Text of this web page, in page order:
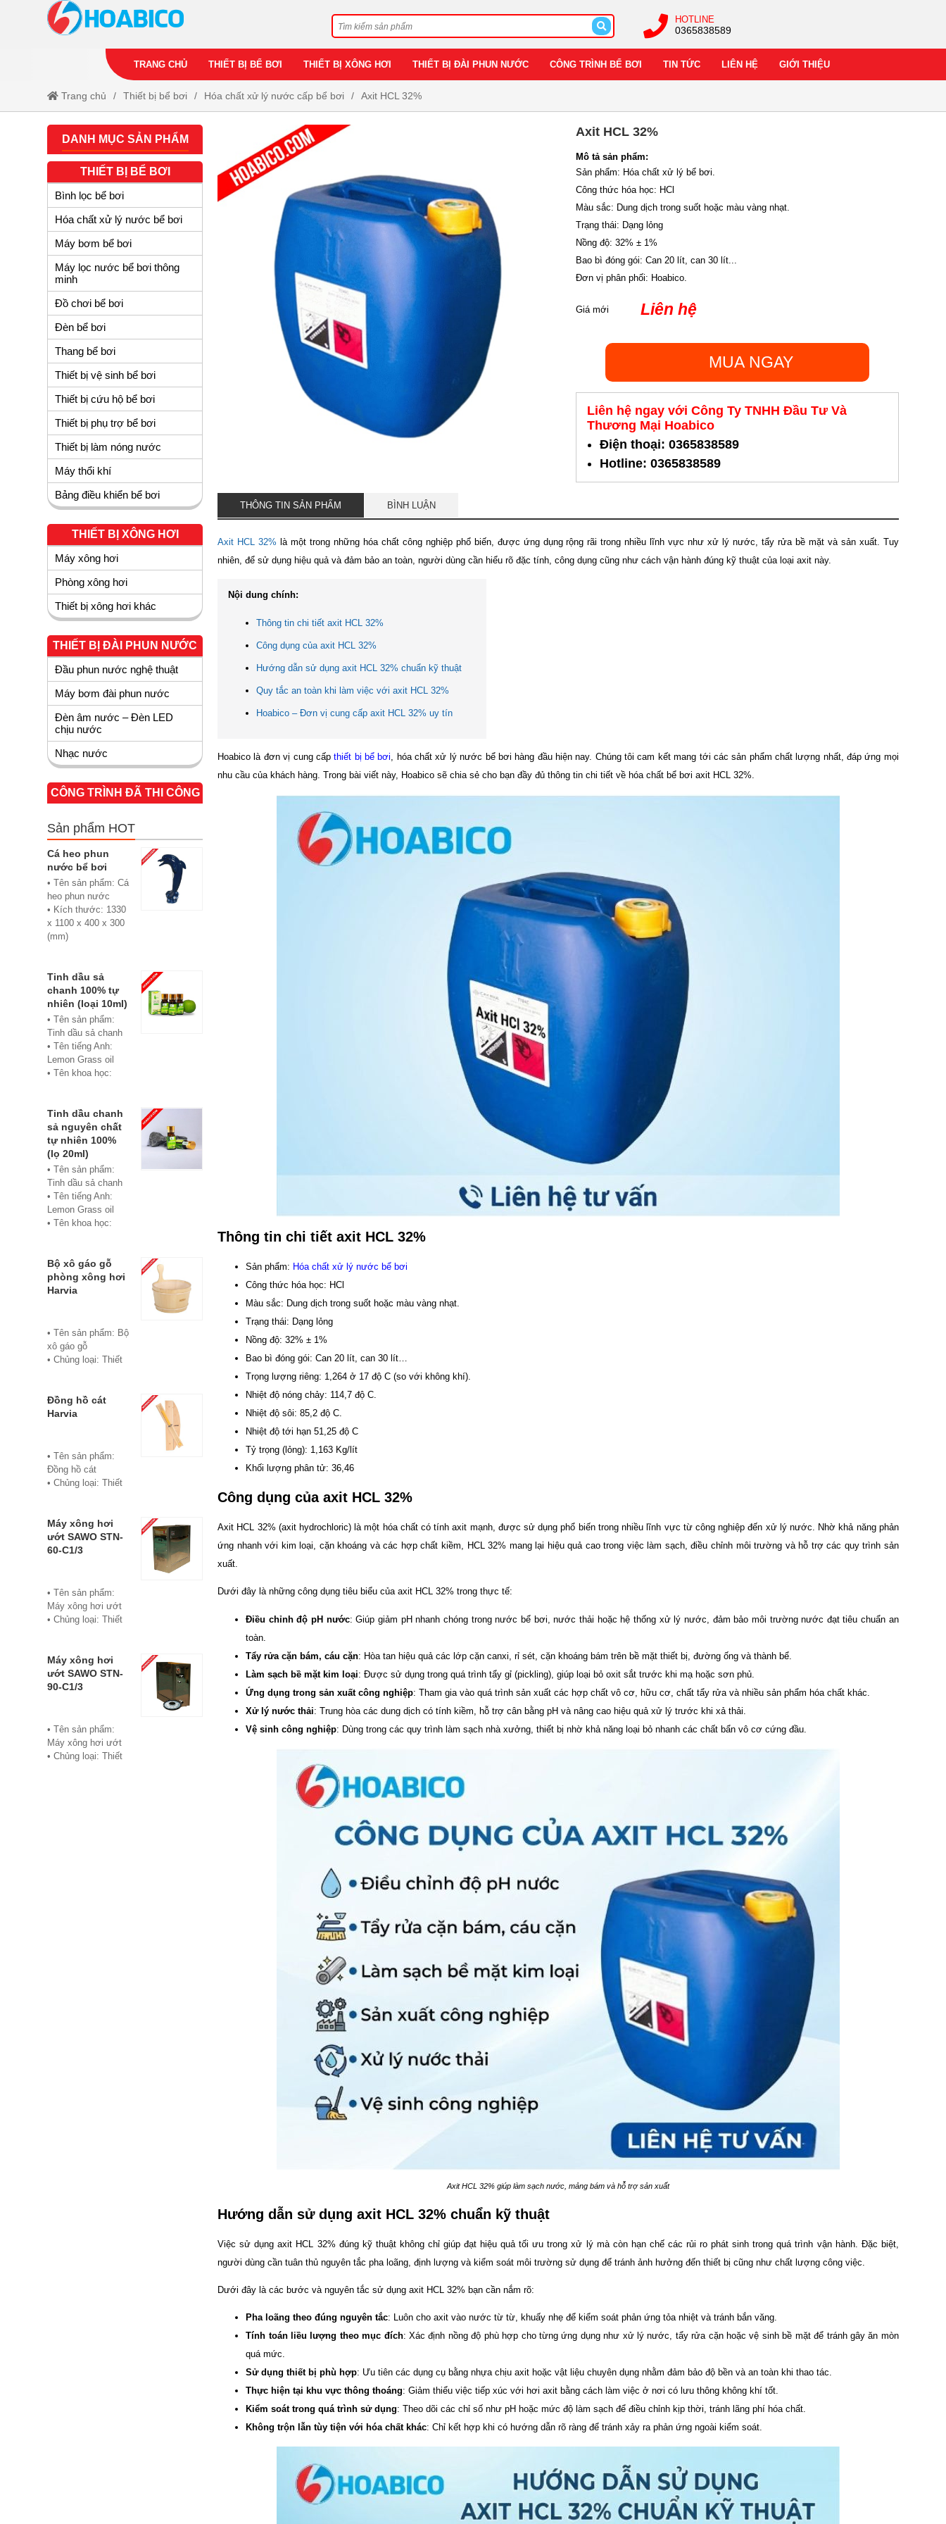
HOTLINE
0365838589
TRANG CHỦ THIẾT BỊ BỂ BƠI THIẾT BỊ XÔNG HƠI THIẾT BỊ ĐÀI PHUN NƯỚC CÔNG TRÌNH BỂ BƠI TIN TỨC LIÊN HỆ GIỚI THIỆU
Trang chủ Thiết bị bể bơi Hóa chất xử lý nước cấp bể bơi Axit HCL 32%
Axit HCL 32%
Mô tả sản phẩm:
Sản phẩm: Hóa chất xử lý bể bơi.
Công thức hóa học: HCl
Màu sắc: Dung dịch trong suốt hoặc màu vàng nhạt.
Trạng thái: Dạng lỏng
Nồng độ: 32% ± 1%
Bao bì đóng gói: Can 20 lít, can 30 lít...
Đơn vị phân phối: Hoabico.
Giá mới Liên hệ
MUA NGAY
Liên hệ ngay với Công Ty TNHH Đầu Tư Và
Thương Mại Hoabico
Điện thoại: 0365838589
Hotline: 0365838589
THÔNG TIN SẢN PHẨM BÌNH LUẬN
Axit HCL 32% là một trong những hóa chất công nghiệp phổ biến, được ứng dụng rộng rãi trong nhiều lĩnh vực như xử lý nước, tẩy rửa bề mặt và sản xuất. Tuy
nhiên, để sử dụng hiệu quả và đảm bảo an toàn, người dùng cần hiểu rõ đặc tính, công dụng cũng như cách vận hành đúng kỹ thuật của loại axit này.
Nội dung chính:
Thông tin chi tiết axit HCL 32%
Công dụng của axit HCL 32%
Hướng dẫn sử dụng axit HCL 32% chuẩn kỹ thuật
Quy tắc an toàn khi làm việc với axit HCL 32%
Hoabico – Đơn vị cung cấp axit HCL 32% uy tín
Hoabico là đơn vị cung cấpthiết bị bể bơi, hóa chất xử lý nước bể bơi hàng đầu hiện nay. Chúng tôi cam kết mang tới các sản phẩm chất lượng nhất, đáp ứng mọi
nhu cầu của khách hàng. Trong bài viết này, Hoabico sẽ chia sẻ cho bạn đầy đủ thông tin chi tiết về hóa chất bể bơi axit HCL 32%.
Thông tin chi tiết axit HCL 32%
Sản phẩm: Hóa chất xử lý nước bể bơi
Công thức hóa học: HCl
Màu sắc: Dung dịch trong suốt hoặc màu vàng nhạt.
Trạng thái: Dạng lỏng
Nồng độ: 32% ± 1%
Bao bì đóng gói: Can 20 lít, can 30 lít…
Trọng lượng riêng: 1,264 ở 17 độ C (so với không khí).
Nhiệt độ nóng chảy: 114,7 độ C.
Nhiệt độ sôi: 85,2 độ C.
Nhiệt độ tới hạn 51,25 độ C
Tỷ trọng (lỏng): 1,163 Kg/lít
Khối lượng phân tử: 36,46
Công dụng của axit HCL 32%
Axit HCL 32% (axit hydrochloric) là một hóa chất có tính axit mạnh, được sử dụng phổ biến trong nhiều lĩnh vực từ công nghiệp đến xử lý nước. Nhờ khả năng phản
ứng nhanh với kim loại, cặn khoáng và các hợp chất kiềm, HCL 32% mang lại hiệu quả cao trong việc làm sạch, điều chỉnh môi trường và hỗ trợ các quy trình sản
xuất.
Dưới đây là những công dụng tiêu biểu của axit HCL 32% trong thực tế:
Điều chỉnh độ pH nước: Giúp giảm pH nhanh chóng trong nước bể bơi, nước thải hoặc hệ thống xử lý nước, đảm bảo môi trường nước đạt tiêu chuẩn an
toàn.
Tẩy rửa cặn bám, cáu cặn: Hòa tan hiệu quả các lớp cặn canxi, rỉ sét, cặn khoáng bám trên bề mặt thiết bị, đường ống và thành bể.
Làm sạch bề mặt kim loại: Được sử dụng trong quá trình tẩy gỉ (pickling), giúp loại bỏ oxit sắt trước khi mạ hoặc sơn phủ.
Ứng dụng trong sản xuất công nghiệp: Tham gia vào quá trình sản xuất các hợp chất vô cơ, hữu cơ, chất tẩy rửa và nhiều sản phẩm hóa chất khác.
Xử lý nước thải: Trung hòa các dung dịch có tính kiềm, hỗ trợ cân bằng pH và nâng cao hiệu quả xử lý trước khi xả thải.
Vệ sinh công nghiệp: Dùng trong các quy trình làm sạch nhà xưởng, thiết bị nhờ khả năng loại bỏ nhanh các chất bẩn vô cơ cứng đầu.
Axit HCL 32% giúp làm sạch nước, mảng bám và hỗ trợ sản xuất
Hướng dẫn sử dụng axit HCL 32% chuẩn kỹ thuật
Việc sử dụng axit HCL 32% đúng kỹ thuật không chỉ giúp đạt hiệu quả tối ưu trong xử lý mà còn hạn chế các rủi ro phát sinh trong quá trình vận hành. Đặc biệt,
người dùng cần tuân thủ nguyên tắc pha loãng, định lượng và kiểm soát môi trường sử dụng để tránh ảnh hưởng đến thiết bị cũng như chất lượng công việc.
Dưới đây là các bước và nguyên tắc sử dụng axit HCL 32% bạn cần nắm rõ:
Pha loãng theo đúng nguyên tắc: Luôn cho axit vào nước từ từ, khuấy nhẹ để kiểm soát phản ứng tỏa nhiệt và tránh bắn văng.
Tính toán liều lượng theo mục đích: Xác định nồng độ phù hợp cho từng ứng dụng như xử lý nước, tẩy rửa cặn hoặc vệ sinh bề mặt để tránh gây ăn mòn
quá mức.
Sử dụng thiết bị phù hợp: Ưu tiên các dụng cụ bằng nhựa chịu axit hoặc vật liệu chuyên dụng nhằm đảm bảo độ bền và an toàn khi thao tác.
Thực hiện tại khu vực thông thoáng: Giảm thiểu việc tiếp xúc với hơi axit bằng cách làm việc ở nơi có lưu thông không khí tốt.
Kiểm soát trong quá trình sử dụng: Theo dõi các chỉ số như pH hoặc mức độ làm sạch để điều chỉnh kịp thời, tránh lãng phí hóa chất.
Không trộn lẫn tùy tiện với hóa chất khác: Chỉ kết hợp khi có hướng dẫn rõ ràng để tránh xảy ra phản ứng ngoài kiểm soát.
DANH MỤC SẢN PHẨM
THIẾT BỊ BỂ BƠI
Bình lọc bể bơi
Hóa chất xử lý nước bể bơi
Máy bơm bể bơi
Máy lọc nước bể bơi thông
minh
Đồ chơi bể bơi
Đèn bể bơi
Thang bể bơi
Thiết bị vệ sinh bể bơi
Thiết bị cứu hộ bể bơi
Thiết bị phụ trợ bể bơi
Thiết bị làm nóng nước
Máy thổi khí
Bảng điều khiển bể bơi
THIẾT BỊ XÔNG HƠI
Máy xông hơi
Phòng xông hơi
Thiết bị xông hơi khác
THIẾT BỊ ĐÀI PHUN NƯỚC
Đầu phun nước nghệ thuật
Máy bơm đài phun nước
Đèn âm nước – Đèn LED
chịu nước
Nhạc nước
CÔNG TRÌNH ĐÃ THI CÔNG
Sản phẩm HOT
Cá heo phun
nước bể bơi
• Tên sản phẩm: Cá
heo phun nước
• Kích thước: 1330
x 1100 x 400 x 300
(mm)
Composite
• Phân phối:
Hoabico
Tinh dầu sả
chanh 100% tự
nhiên (loại 10ml)
• Tên sản phẩm:
Tinh dầu sả chanh
• Tên tiếng Anh:
Lemon Grass oil
• Tên khoa học:
• Chủng loại: Thiết
bị xông hơi
• Thành phần chiết
xuất: lá
• Phương pháp
chiết xuất: Chưng
cất hơi nước
• Hình thức: Chất
lỏng
• Mùi vị: Mùi chanh
tươi, đặc trưng của
dầu sả
(Citral A và Citral B)
60- 80%
• Đóng chai: Lọ
Nam
• Đơn vị phân phối:
Tinh dầu chanh
sả nguyên chất
tự nhiên 100%
(lọ 20ml)
• Tên sản phẩm:
Tinh dầu sả chanh
• Tên tiếng Anh:
Lemon Grass oil
• Tên khoa học:
• Chủng loại: Thiết
bị xông hơi
• Thành phần chiết
chiết xuất: Chưng
cất hơi nước
• Hình thức: Chất
có màu vàng nhạt
• Mùi vị: Mùi chanh
• Thành phần hóa
học chính: Citral
(Citral A và Citral B)
60- 80%
20ml
• Xuất xứ: Việt
Nam
Bộ xô gáo gỗ
phòng xông hơi
Harvia
• Tên sản phẩm: Bộ
xô gáo gỗ
• Chủng loại: Thiết
Harvia
• Xuất xứ: Phần
tháng
• Đơn vị phân phối:
Hoabico
Đồng hồ cát
Harvia
• Tên sản phẩm:
Đồng hồ cát
• Chủng loại: Thiết
Harvia
• Xuất xứ: Phần
Lan
• Bảo hành: 12
tháng
• Đơn vị phân phối:
Máy xông hơi
ướt SAWO STN-
60-C1/3
• Tên sản phẩm:
Máy xông hơi ướt
• Chủng loại: Thiết
Sawo
• Xuất xứ:
Philippine
• Có bảng điều
khiển điện tử hiển
thị số, cho phép cài
Máy xông hơi
ướt SAWO STN-
90-C1/3
• Tên sản phẩm:
Máy xông hơi ướt
• Chủng loại: Thiết